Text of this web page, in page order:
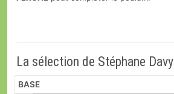
La sélection de Stéphane Davy
BASE